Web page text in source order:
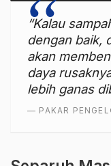
“Kalau
dengan baik,
akan
daya
lebih ganas
— PAKAR